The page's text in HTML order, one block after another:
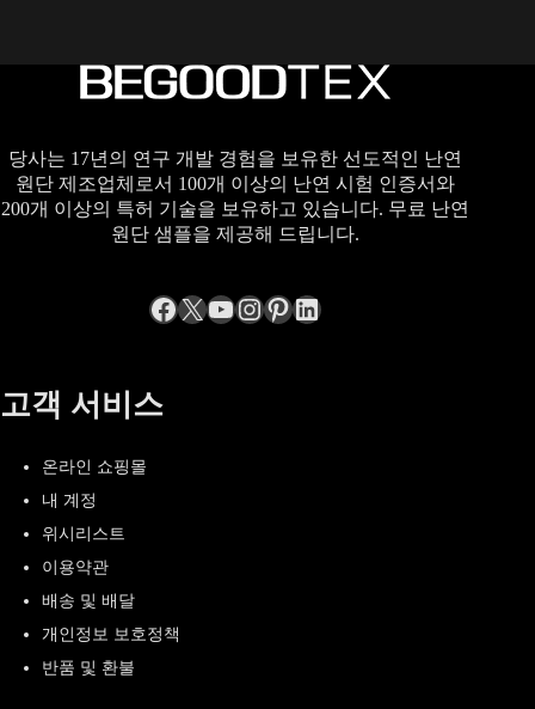
당사는 17년의 연구 개발 경험을 보유한 선도적인 난연
원단 제조업체로서 100개 이상의 난연 시험 인증서와
200개 이상의 특허 기술을 보유하고 있습니다. 무료 난연
원단 샘플을 제공해 드립니다.
Facebook
엑스YouTube
Instagram
Pinterest
LinkedIn
고객 서비스
온라인 쇼핑몰
내 계정
위시리스트
이용약관
배송 및 배달
개인정보 보호정책
반품 및 환불